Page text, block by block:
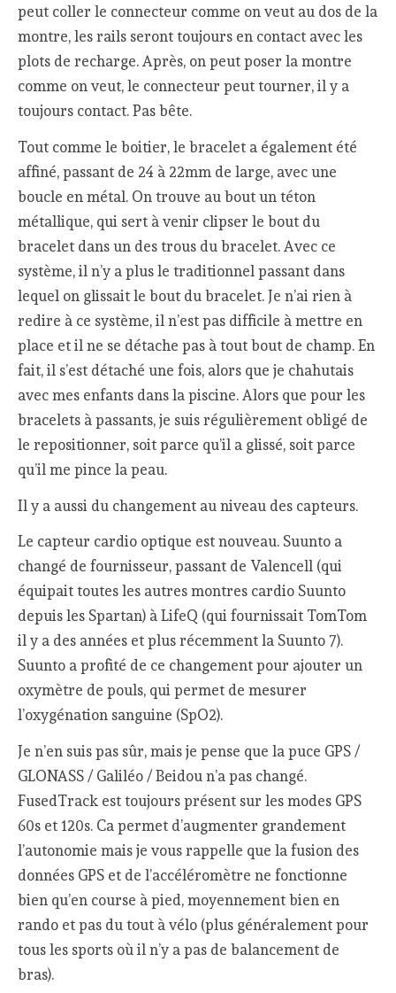
peut coller le connecteur comme on veut au dos de la
montre, les rails seront toujours en contact avec les
plots de recharge. Après, on peut poser la montre
comme on veut, le connecteur peut tourner, il y a
toujours contact. Pas bête.
Tout comme le boitier, le bracelet a également été
affiné, passant de 24 à 22mm de large, avec une
boucle en métal. On trouve au bout un téton
métallique, qui sert à venir clipser le bout du
bracelet dans un des trous du bracelet. Avec ce
système, il n’y a plus le traditionnel passant dans
lequel on glissait le bout du bracelet. Je n’ai rien à
redire à ce système, il n’est pas difficile à mettre en
place et il ne se détache pas à tout bout de champ. En
fait, il s’est détaché une fois, alors que je chahutais
avec mes enfants dans la piscine. Alors que pour les
bracelets à passants, je suis régulièrement obligé de
le repositionner, soit parce qu’il a glissé, soit parce
qu’il me pince la peau.
Il y a aussi du changement au niveau des capteurs.
Le capteur cardio optique est nouveau. Suunto a
changé de fournisseur, passant de Valencell (qui
équipait toutes les autres montres cardio Suunto
depuis les Spartan) à LifeQ (qui fournissait TomTom
il y a des années et plus récemment la Suunto 7).
Suunto a profité de ce changement pour ajouter un
oxymètre de pouls, qui permet de mesurer
l’oxygénation sanguine (SpO2).
Je n’en suis pas sûr, mais je pense que la puce GPS /
GLONASS / Galiléo / Beidou n’a pas changé.
FusedTrack est toujours présent sur les modes GPS
60s et 120s. Ca permet d’augmenter grandement
l’autonomie mais je vous rappelle que la fusion des
données GPS et de l’accéléromètre ne fonctionne
bien qu’en course à pied, moyennement bien en
rando et pas du tout à vélo (plus généralement pour
tous les sports où il n’y a pas de balancement de
bras).